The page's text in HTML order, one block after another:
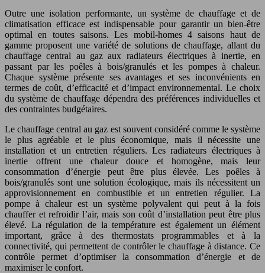
Outre une isolation performante, un système de chauffage et de
climatisation efficace est indispensable pour garantir un bien-être
optimal en toutes saisons. Les mobil-homes 4 saisons haut de
gamme proposent une variété de solutions de chauffage, allant du
chauffage central au gaz aux radiateurs électriques à inertie, en
passant par les poêles à bois/granulés et les pompes à chaleur.
Chaque système présente ses avantages et ses inconvénients en
termes de coût, d’efficacité et d’impact environnemental. Le choix
du système de chauffage dépendra des préférences individuelles et
des contraintes budgétaires.
Le chauffage central au gaz est souvent considéré comme le système
le plus agréable et le plus économique, mais il nécessite une
installation et un entretien réguliers. Les radiateurs électriques à
inertie offrent une chaleur douce et homogène, mais leur
consommation d’énergie peut être plus élevée. Les poêles à
bois/granulés sont une solution écologique, mais ils nécessitent un
approvisionnement en combustible et un entretien régulier. La
pompe à chaleur est un système polyvalent qui peut à la fois
chauffer et refroidir l’air, mais son coût d’installation peut être plus
élevé. La régulation de la température est également un élément
important, grâce à des thermostats programmables et à la
connectivité, qui permettent de contrôler le chauffage à distance. Ce
contrôle permet d’optimiser la consommation d’énergie et de
maximiser le confort.